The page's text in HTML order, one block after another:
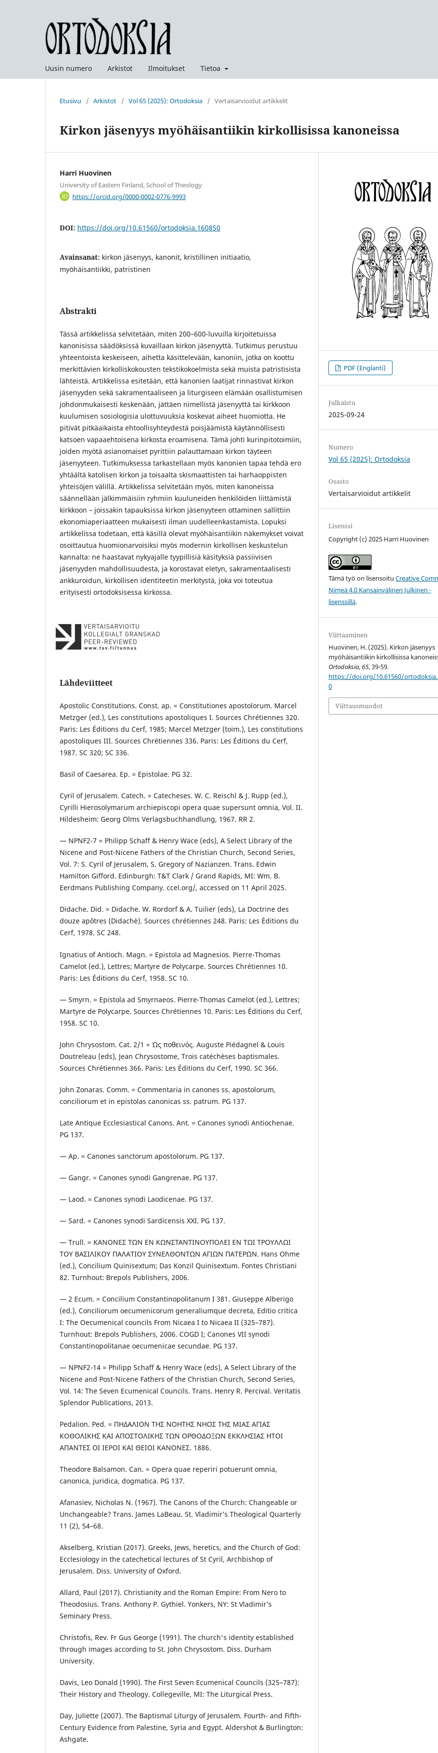
Uusin numero Arkistot Ilmoitukset Tietoa
Etusivu / Arkistot / Vol 65 (2025): Ortodoksia / Vertaisarvioidut artikkelit
Kirkon jäsenyys myöhäisantiikin kirkollisissa kanoneissa
Harri Huovinen
University of Eastern Finland, School of Theology
https://orcid.org/0000-0002-0776-9993
DOI: https://doi.org/10.61560/ortodoksia.160850
Avainsanat: kirkon jäsenyys, kanonit, kristillinen initiaatio,
myöhäisantiikki, patristinen
Abstrakti
Tässä artikkelissa selvitetään, miten 200–600-luvuilla kirjoitetuissa
kanonisissa säädöksissä kuvaillaan kirkon jäsenyyttä. Tutkimus perustuu
yhteentoista keskeiseen, aihetta käsittelevään, kanoniin, jotka on koottu
merkittävien kirkolliskokousten tekstikokoelmista sekä muista patristisista
lähteistä. Artikkelissa esitetään, että kanonien laatijat rinnastivat kirkon
jäsenyyden sekä sakramentaaliseen ja liturgiseen elämään osallistumisen
johdonmukaisesti keskenään, jättäen nimellistä jäsenyyttä tai kirkkoon
kuulumisen sosiologisia ulottuvuuksia koskevat aiheet huomiotta. He
pitivät pitkäaikaista ehtoollisyhteydestä poisjäämistä käytännöllisesti
katsoen vapaaehtoisena kirkosta eroamisena. Tämä johti kurinpitotoimiin,
joiden myötä asianomaiset pyrittiin palauttamaan kirkon täyteen
jäsenyyteen. Tutkimuksessa tarkastellaan myös kanonien tapaa tehdä ero
yhtäältä katolisen kirkon ja toisaalta skismaattisten tai harhaoppisten
yhteisöjen välillä. Artikkelissa selvitetään myös, miten kanoneissa
säännellään jälkimmäisiin ryhmiin kuuluneiden henkilöiden liittämistä
kirkkoon – joissakin tapauksissa kirkon jäsenyyteen ottaminen sallittiin
ekonomiaperiaatteen mukaisesti ilman uudelleenkastamista. Lopuksi
artikkelissa todetaan, että käsillä olevat myöhäisantiikin näkemykset voivat
osoittautua huomionarvoisiksi myös modernin kirkollisen keskustelun
kannalta: ne haastavat nykyajalle tyypillisiä käsityksiä passiivisen
jäsenyyden mahdollisuudesta, ja korostavat eletyn, sakramentaalisesti
ankkuroidun, kirkollisen identiteetin merkitystä, joka voi toteutua
erityisesti ortodoksisessa kirkossa.
Lähdeviitteet
Apostolic Constitutions. Const. ap. = Constitutiones apostolorum. Marcel
Metzger (ed.), Les constitutions apostoliques I. Sources Chrétiennes 320.
Paris: Les Éditions du Cerf, 1985; Marcel Metzger (toim.), Les constitutions
apostoliques III. Sources Chrétiennes 336. Paris: Les Éditions du Cerf,
1987. SC 320; SC 336.
Basil of Caesarea. Ep. = Epistolae. PG 32.
Cyril of Jerusalem. Catech. = Catecheses. W. C. Reischl & J. Rupp (ed.),
Cyrilli Hierosolymarum archiepiscopi opera quae supersunt omnia, Vol. II.
Hildesheim: Georg Olms Verlagsbuchhandlung, 1967. RR 2.
— NPNF2-7 = Philipp Schaff & Henry Wace (eds), A Select Library of the
Nicene and Post-Nicene Fathers of the Christian Church, Second Series,
Vol. 7: S. Cyril of Jerusalem, S. Gregory of Nazianzen. Trans. Edwin
Hamilton Gifford. Edinburgh: T&T Clark / Grand Rapids, MI: Wm. B.
Eerdmans Publishing Company. ccel.org/, accessed on 11 April 2025.
Didache. Did. = Didache. W. Rordorf & A. Tuilier (eds), La Doctrine des
douze apôtres (Didachè). Sources chrétiennes 248. Paris: Les Éditions du
Cerf, 1978. SC 248.
Ignatius of Antioch. Magn. = Epistola ad Magnesios. Pierre-Thomas
Camelot (ed.), Lettres; Martyre de Polycarpe. Sources Chrétiennes 10.
Paris: Les Éditions du Cerf, 1958. SC 10.
— Smyrn. = Epistola ad Smyrnaeos. Pierre-Thomas Camelot (ed.), Lettres;
Martyre de Polycarpe. Sources Chrétiennes 10. Paris: Les Éditions du Cerf,
1958. SC 10.
John Chrysostom. Cat. 2/1 = Ὡς ποθεινός. Auguste Piédagnel & Louis
Doutreleau (eds), Jean Chrysostome, Trois catéchèses baptismales.
Sources Chrétiennes 366. Paris: Les Éditions du Cerf, 1990. SC 366.
John Zonaras. Comm. = Commentaria in canones ss. apostolorum,
conciliorum et in epistolas canonicas ss. patrum. PG 137.
Late Antique Ecclesiastical Canons. Ant. = Canones synodi Antiochenae.
PG 137.
— Ap. = Canones sanctorum apostolorum. PG 137.
— Gangr. = Canones synodi Gangrenae. PG 137.
— Laod. = Canones synodi Laodicenae. PG 137.
— Sard. = Canones synodi Sardicensis XXI. PG 137.
— Trull. = ΚΑΝΟΝΕΣ ΤΩΝ ΕΝ ΚΩΝΣΤΑΝΤΙΝΟΥΠΟΛΕΙ ΕΝ ΤΩΙ ΤΡΟΥΛΛΩΙ
ΤΟΥ ΒΑΣΙΛΙΚΟΥ ΠΑΛΑΤΙΟΥ ΣΥΝΕΛΘΟΝΤΩΝ ΑΓΙΩΝ ΠΑΤΕΡΩΝ. Hans Ohme
(ed.), Concilium Quinisextum; Das Konzil Quinisextum. Fontes Christiani
82. Turnhout: Brepols Publishers, 2006.
— 2 Ecum. = Concilium Constantinopolitanum I 381. Giuseppe Alberigo
(ed.), Conciliorum oecumenicorum generaliumque decreta, Editio critica
I: The Oecumenical councils From Nicaea I to Nicaea II (325–787).
Turnhout: Brepols Publishers, 2006. COGD I; Canones VII synodi
Constantinopolitanae oecumenicae secundae. PG 137.
— NPNF2-14 = Philipp Schaff & Henry Wace (eds), A Select Library of the
Nicene and Post-Nicene Fathers of the Christian Church, Second Series,
Vol. 14: The Seven Ecumenical Councils. Trans. Henry R. Percival. Veritatis
Splendor Publications, 2013.
Pedalion. Ped. = ΠΗΔΑΛΙΟΝ ΤΗΣ ΝΟΗΤΗΣ ΝΗΟΣ ΤΗΣ ΜΙΑΣ ΑΓΙΑΣ
ΚΟΘΟΛΙΚΗΣ ΚΑΙ ΑΠΟΣΤΟΛΙΚΗΣ ΤΩΝ ΟΡΘΟΔΟΞΩΝ ΕΚΚΛΗΣΙΑΣ ΗΤΟΙ
ΑΠΑΝΤΕΣ ΟΙ ΙΕΡΟΙ ΚΑΙ ΘΕΙΟΙ ΚΑΝΟΝΕΣ. 1886.
Theodore Balsamon. Can. = Opera quae reperiri potuerunt omnia,
canonica, juridica, dogmatica. PG 137.
Afanasiev, Nicholas N. (1967). The Canons of the Church: Changeable or
Unchangeable? Trans. James LaBeau. St. Vladimir’s Theological Quarterly
11 (2), 54–68.
Akselberg, Kristian (2017). Greeks, Jews, heretics, and the Church of God:
Ecclesiology in the catechetical lectures of St Cyril, Archbishop of
Jerusalem. Diss. University of Oxford.
Allard, Paul (2017). Christianity and the Roman Empire: From Nero to
Theodosius. Trans. Anthony P. Gythiel. Yonkers, NY: St Vladimir’s
Seminary Press.
Christofis, Rev. Fr Gus George (1991). The church's identity established
through images according to St. John Chrysostom. Diss. Durham
University.
Davis, Leo Donald (1990). The First Seven Ecumenical Councils (325–787):
Their History and Theology. Collegeville, MI: The Liturgical Press.
Day, Juliette (2007). The Baptismal Liturgy of Jerusalem. Fourth- and Fifth-
Century Evidence from Palestine, Syria and Egypt. Aldershot & Burlington:
Ashgate.
PDF (Englanti)
Julkaistu
2025-09-24
Numero
Vol 65 (2025): Ortodoksia
Osasto
Vertaisarvioidut artikkelit
Lisenssi
Copyright (c) 2025 Harri Huovinen
Tämä työ on lisensoituCreative
Nimeä 4.0 Kansainvälinen Julkinen -
lisenssillä.
Viittaaminen
Huovinen, H. (2025). Kirkon jäsenyys
myöhäisantiikin kirkollisissa
Ortodoksia,65, 39-59.
https://doi.org/10.61560/
0
Viittausmuodot